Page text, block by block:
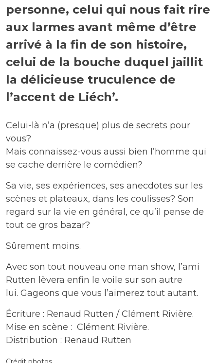
personne, celui qui nous fait rire
aux larmes avant même d’être
arrivé à la fin de son histoire,
celui de la bouche duquel jaillit
la délicieuse truculence de
l’accent de Liéch’.
Celui-là n’a (presque) plus de secrets pour
vous?
Mais connaissez-vous aussi bien l’homme qui
se cache derrière le comédien?
Sa vie, ses expériences, ses anecdotes sur les
scènes et plateaux, dans les coulisses? Son
regard sur la vie en général, ce qu’il pense de
tout ce gros bazar?
Sûrement moins.
Avec son tout nouveau one man show, l’ami
Rutten lèvera enfin le voile sur son autre
lui. Gageons que vous l’aimerez tout autant.
Écriture : Renaud Rutten / Clément Rivière.
Mise en scène : Clément Rivière.
Distribution : Renaud Rutten